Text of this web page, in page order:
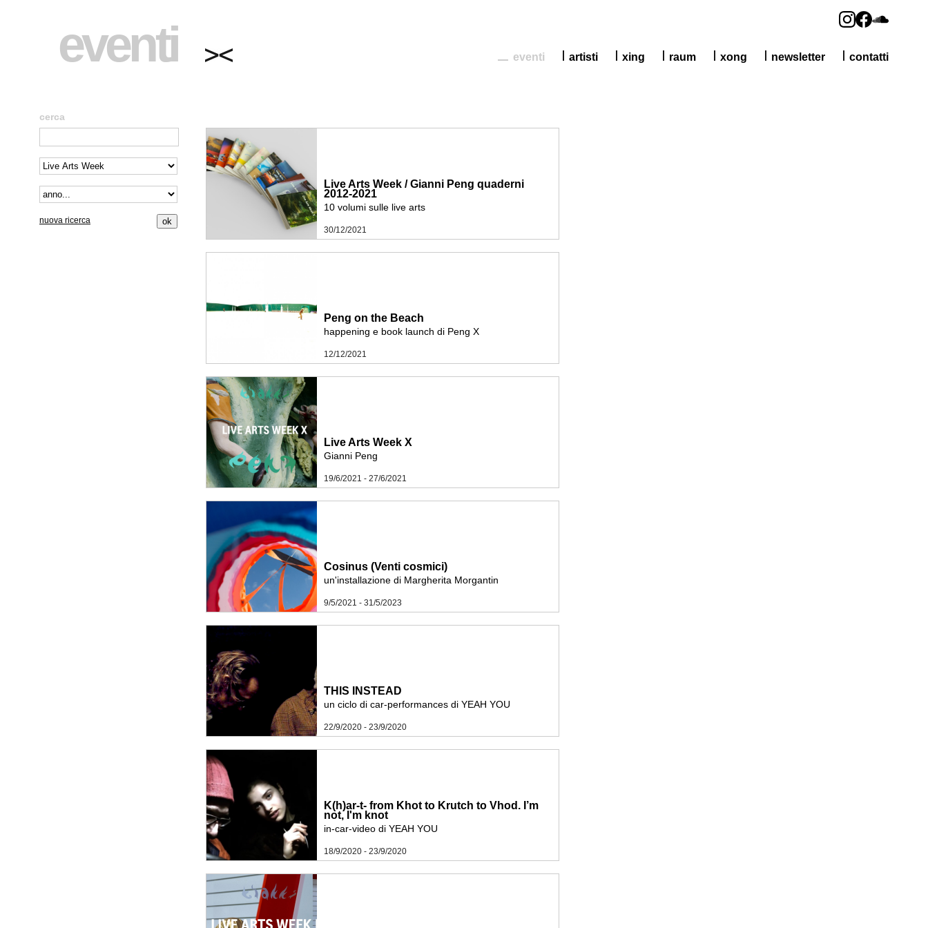
eventi contatti
newsletter
xong
raum
xing
artisti
eventi
cerca
nuova ricerca
Live Arts Week / Gianni Peng quaderni
2012-2021
10 volumi sulle live arts
30/12/2021
Peng on the Beach
happening e book launch di Peng X
12/12/2021
Live Arts Week X
Gianni Peng
19/6/2021 - 27/6/2021
Cosinus (Venti cosmici)
un'installazione di Margherita Morgantin
9/5/2021 - 31/5/2023
THIS INSTEAD
un ciclo di car-performances di YEAH YOU
22/9/2020 - 23/9/2020
K(h)ar-t- from Khot to Krutch to Vhod. I’m
not, I'm knot
in-car-video di YEAH YOU
18/9/2020 - 23/9/2020